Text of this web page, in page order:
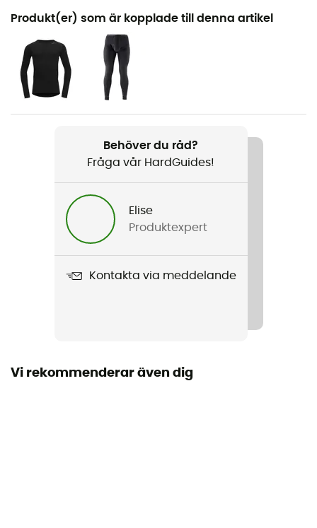
Rekommenderad för
Vandring / Alpin Skidåkning / Vandring /
Bergsbestigning
Kön
Herr
Produktnamn
Expedition Man Zip Neck
Produkt(er) som är kopplade till denna artikel
Behöver du råd?
Fråga vår HardGuides!
Elise
Produktexpert
Kontakta via meddelande
Vi rekommenderar även dig